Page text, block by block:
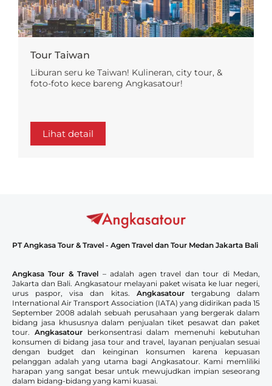
Tour Taiwan
Liburan seru ke Taiwan! Kulineran, city tour, &
foto-foto kece bareng Angkasatour!
Lihat detail
PT Angkasa Tour & Travel - Agen Travel dan Tour Medan Jakarta Bali
Angkasa Tour & Travel – adalah agen travel dan tour di Medan,
Jakarta dan Bali. Angkasatour melayani paket wisata ke luar negeri,
urus paspor, visa dan kitas. Angkasatourtergabung dalam
International Air Transport Association (IATA) yang didirikan pada 15
September 2008 adalah sebuah perusahaan yang bergerak dalam
bidang jasa khususnya dalam penjualan tiket pesawat dan paket
tour. Angkasatourberkonsentrasi dalam memenuhi kebutuhan
konsumen di bidang jasa tour and travel, layanan penjualan sesuai
dengan budget dan keinginan konsumen karena kepuasan
pelanggan adalah yang utama bagi Angkasatour. Kami memliliki
harapan yang sangat besar untuk mewujudkan impian seseorang
dalam bidang-bidang yang kami kuasai.